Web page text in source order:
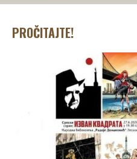
PROČITAJTE!